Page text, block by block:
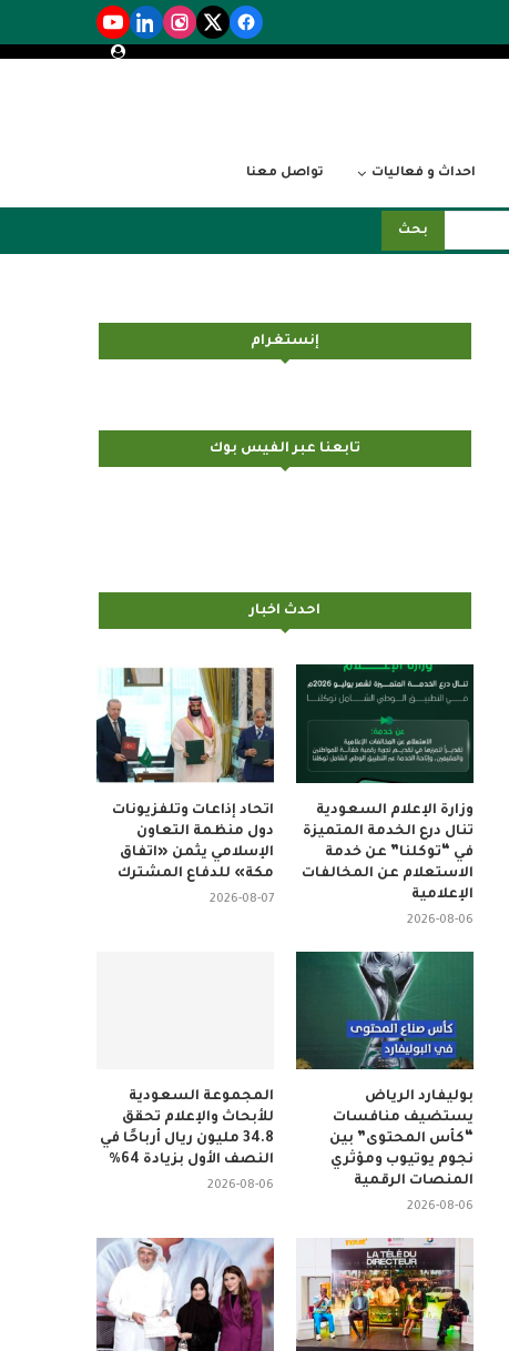
احداث و فعاليات تواصل معنا
بحث
إنستغرام
تابعنا عبر الفيس بوك
احدث اخبار
اتحاد إذاعات وتلفزيونات
دول منظمة التعاون
الإسلامي يثمن «اتفاق
مكة» للدفاع المشترك
2026-08-07
وزارة الإعلام السعودية
تنال درع الخدمة المتميزة
في “توكلنا” عن خدمة
الاستعلام عن المخالفات
الإعلامية
2026-08-06
المجموعة السعودية
للأبحاث والإعلام تحقق
34.8 مليون ريال أرباحًا في
النصف الأول بزيادة 64%
2026-08-06
بوليفارد الرياض
يستضيف منافسات
“كأس المحتوى” بين
نجوم يوتيوب ومؤثري
المنصات الرقمية
2026-08-06